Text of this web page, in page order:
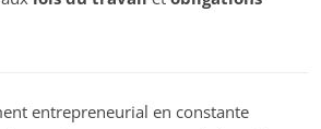
entrepreneurial en constante